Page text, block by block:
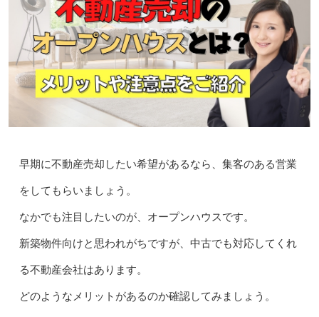
早期に不動産売却したい希望があるなら、集客のある営業
をしてもらいましょう。
なかでも注目したいのが、オープンハウスです。
新築物件向けと思われがちですが、中古でも対応してくれ
る不動産会社はあります。
どのようなメリットがあるのか確認してみましょう。